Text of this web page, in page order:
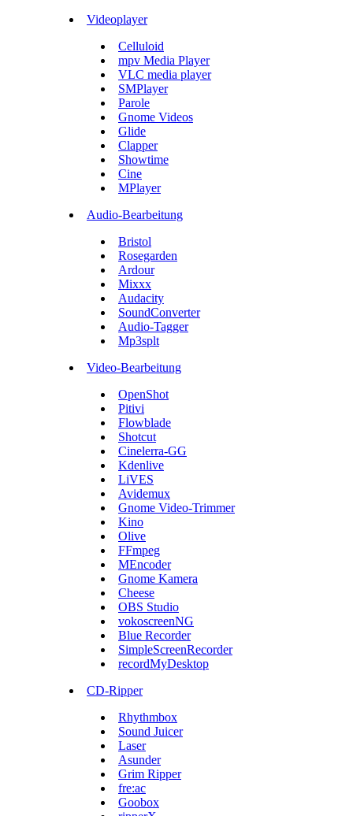
Videoplayer
Celluloid
mpv Media Player
VLC media player
SMPlayer
Parole
Gnome Videos
Glide
Clapper
Showtime
Cine
MPlayer
Audio-Bearbeitung
Bristol
Rosegarden
Ardour
Mixxx
Audacity
SoundConverter
Audio-Tagger
Mp3splt
Video-Bearbeitung
OpenShot
Pitivi
Flowblade
Shotcut
Cinelerra-GG
Kdenlive
LiVES
Avidemux
Gnome Video-Trimmer
Kino
Olive
FFmpeg
MEncoder
Gnome Kamera
Cheese
OBS Studio
vokoscreenNG
Blue Recorder
SimpleScreenRecorder
recordMyDesktop
CD-Ripper
Rhythmbox
Sound Juicer
Laser
Asunder
Grim Ripper
fre:ac
Goobox